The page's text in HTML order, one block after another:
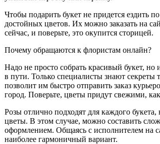
Чтобы подарить букет не придется ездить
достойных цветов. Их можно заказать на
сейчас, и поверьте, это окупится сторицей.
Почему обращаются к флористам онлайн?
Надо не просто собрать красивый букет, но
в пути. Только специалисты знают секреты
позволит им быстро отправить заказ
город. Поверьте, цветы придут свежими,
Розы отлично подходят для каждого
цветы. В этом случае, можно составить
оформлением. Общаясь с исполнителем на
наиболее гармоничный вариант.